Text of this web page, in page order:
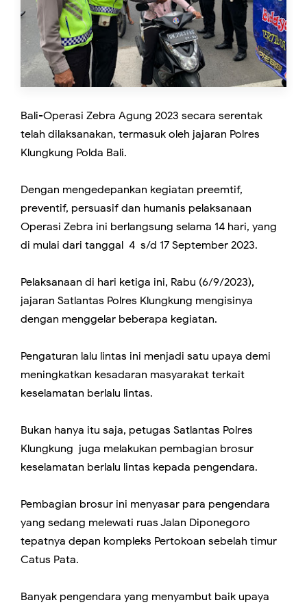
Bali-Operasi Zebra Agung 2023 secara serentak
telah dilaksanakan, termasuk oleh jajaran Polres
Klungkung Polda Bali.
Dengan mengedepankan kegiatan preemtif,
preventif, persuasif dan humanis pelaksanaan
Operasi Zebra ini berlangsung selama 14 hari, yang
di mulai dari tanggal 4 s/d 17 September 2023.
Pelaksanaan di hari ketiga ini, Rabu (6/9/2023),
jajaran Satlantas Polres Klungkung mengisinya
dengan menggelar beberapa kegiatan.
Pengaturan lalu lintas ini menjadi satu upaya demi
meningkatkan kesadaran masyarakat terkait
keselamatan berlalu lintas.
Bukan hanya itu saja, petugas Satlantas Polres
Klungkung juga melakukan pembagian brosur
keselamatan berlalu lintas kepada pengendara.
Pembagian brosur ini menyasar para pengendara
yang sedang melewati ruas Jalan Diponegoro
tepatnya depan kompleks Pertokoan sebelah timur
Catus Pata.
Banyak pengendara yang menyambut baik upaya